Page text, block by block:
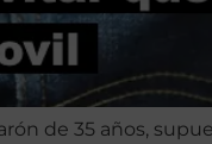
de 35 años,